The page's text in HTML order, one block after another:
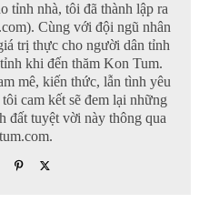
tỉnh nhà, tôi đã thành lập ra
Cùng với đội ngũ nhân
trị thực cho người dân tỉnh
khi đến thăm Kon Tum.
mê, kiến thức, lẫn tình yêu
cam kết sẽ đem lại những
đất tuyệt vời này thông qua